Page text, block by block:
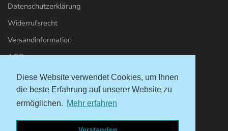
Diese Website verwendet Cookies, um Ihnen
die beste Erfahrung auf unserer Website zu
ermöglichen. Mehr erfahren
Datenschutzerklärung
Widerrufsrecht
Versandinformation
AGBs
Kontakt & Support
info@meer-weh.de